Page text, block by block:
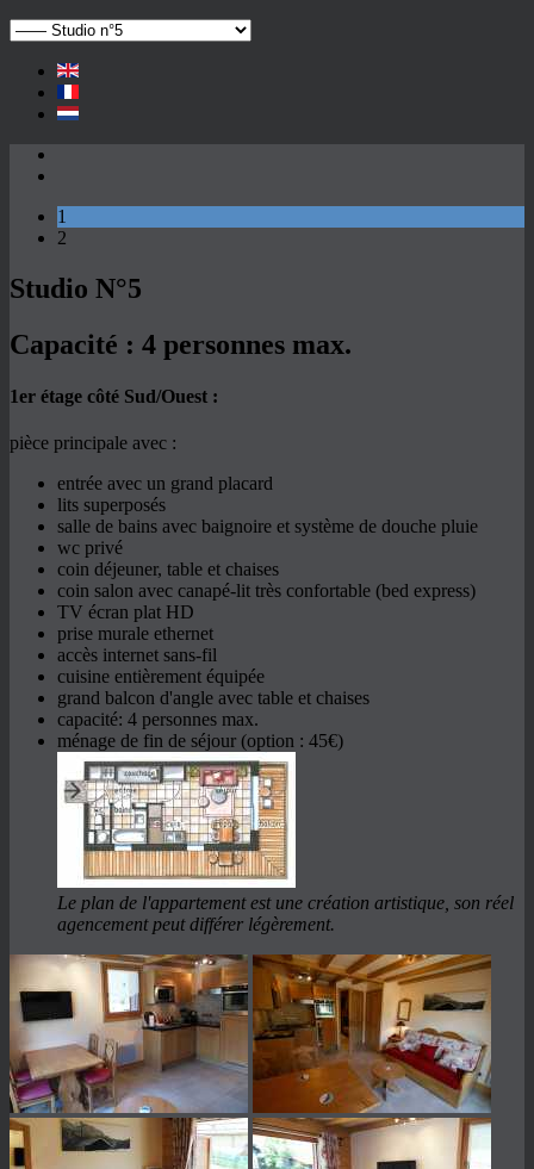
1
2
Studio N°5
Capacité : 4 personnes max.
1er étage côté Sud/Ouest :
pièce principale avec :
entrée avec un grand placard
lits superposés
salle de bains avec baignoire et système de douche pluie
wc privé
coin déjeuner, table et chaises
coin salon avec canapé-lit très confortable (bed express)
TV écran plat HD
prise murale ethernet
accès internet sans-fil
cuisine entièrement équipée
grand balcon d'angle avec table et chaises
capacité: 4 personnes max.
ménage de fin de séjour (option : 45€)
Le plan de l'appartement est une création artistique, son réel
agencement peut différer légèrement.